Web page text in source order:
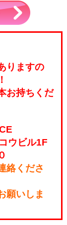
りますの
お持ちくだ
ウビル1F
絡くださ
願いしま